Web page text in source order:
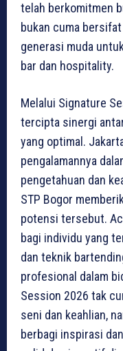
telah berkomitmen
bukan cuma
generasi muda
bar dan hospitality.
Melalui Signature
tercipta sinergi
yang optimal.
pengalamannya
pengetahuan dan
STP Bogor
potensi tersebut.
bagi individu yang
dan teknik
profesional dalam
Session 2026 tak
seni dan keahlian,
berbagi inspirasi